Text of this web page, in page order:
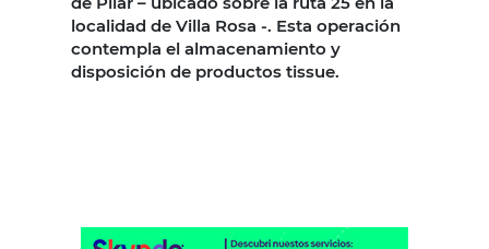
localidad de Villa Rosa -. Esta operación
contempla el almacenamiento y
disposición de productos tissue.